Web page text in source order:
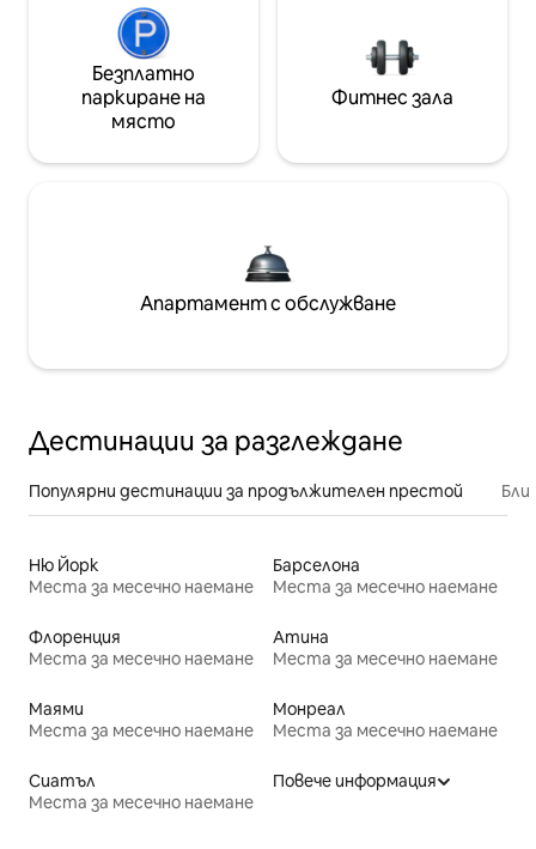
Безплатно
паркиране на
място
Фитнес зала
Апартамент с обслужване
Дестинации за разглеждане
Популярни дестинации за продължителен престой
Ню Йорк
Места за месечно наемане
Барселона
Места за месечно наемане
Флоренция
Места за месечно наемане
Атина
Места за месечно наемане
Маями
Места за месечно наемане
Монреал
Места за месечно наемане
Сиатъл
Места за месечно наемане
Повече информация